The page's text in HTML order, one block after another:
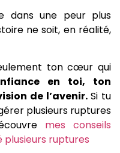
dans une peur plus
ne soit, en réalité,
ton cœur qui
en toi, ton
de l’avenir.Si tu
plusieurs ruptures
mes conseils
ruptures